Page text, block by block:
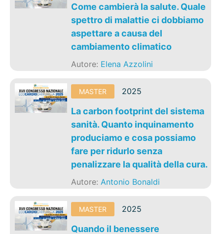
Come cambierà la salute. Quale
spettro di malattie ci dobbiamo
aspettare a causa del
cambiamento climatico
Autore: Elena Azzolini
MASTER 2025
La carbon footprint del sistema
sanità. Quanto inquinamento
produciamo e cosa possiamo
fare per ridurlo senza
penalizzare la qualità della cura.
Autore:Antonio Bonaldi
MASTER 2025
Quando il benessere